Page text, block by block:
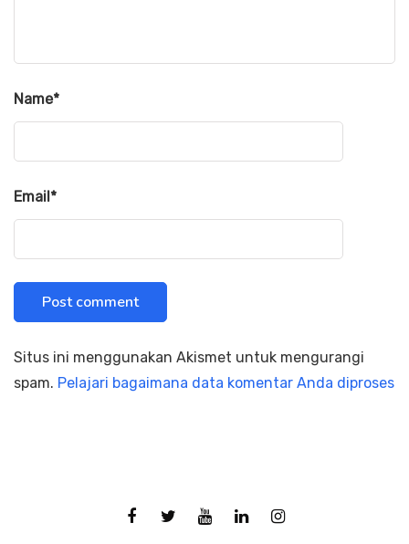
Name*
Email*
Situs ini menggunakan Akismet untuk mengurangi
spam. Pelajari bagaimana data komentar Anda diproses